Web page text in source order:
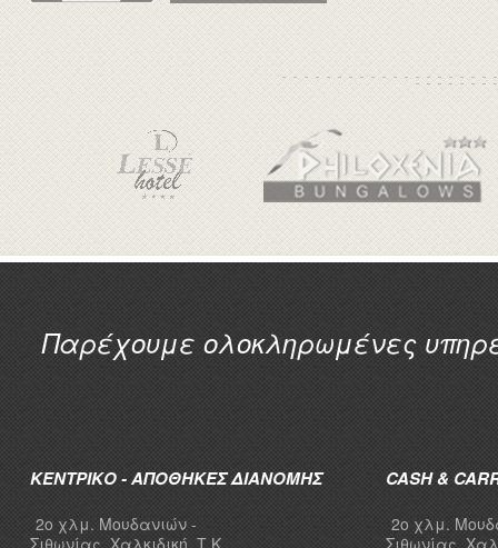
Παρέχουμε ολοκληρωμένες
ΚΕΝΤΡΙΚΟ - ΑΠΟΘΗΚΕΣ ΔΙΑΝΟΜΗΣ
2ο χλμ. Μουδανιών -
Σιθωνίας, Χαλκιδική, Τ.Κ.
CASH &
2ο χλμ.
Σιθωνίας,